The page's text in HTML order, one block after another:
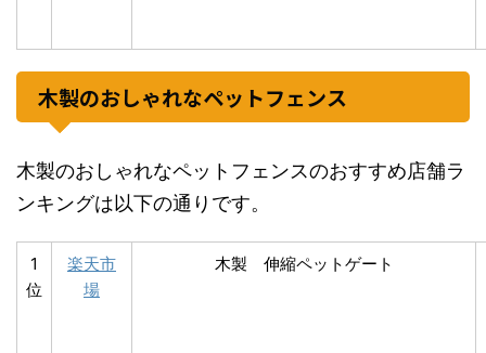
木製のおしゃれなペットフェンス
木製のおしゃれなペットフェンスのおすすめ店舗ラ
ンキングは以下の通りです。
1
位
楽天市
場
木製 伸縮ペットゲート